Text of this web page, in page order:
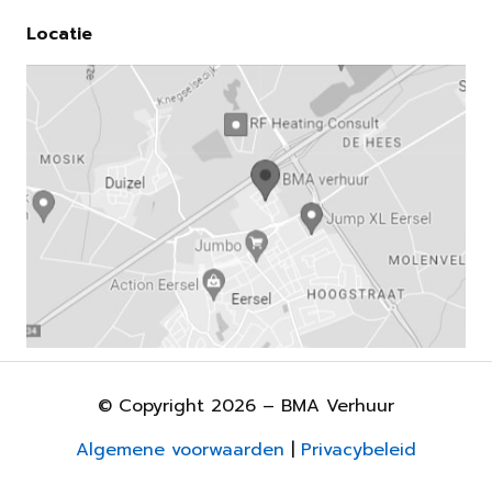
Locatie
© Copyright 2026 – BMA Verhuur
Algemene voorwaarden | Privacybeleid